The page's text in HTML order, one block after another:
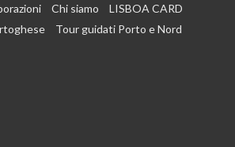
Chi siamo
LISBOA CARD
Tour guidati Porto e Nord